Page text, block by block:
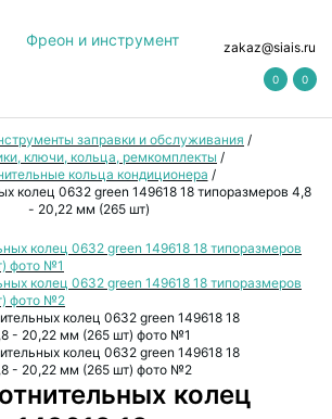
Фреон и инструмент zakaz@siais.ru
0 0
заправки и обслуживания /
ключи, кольца, ремкомплекты /
кольца кондиционера /
колец 0632 green 149618 18 типоразмеров 4,8
- 20,22 мм (265 шт)
колец